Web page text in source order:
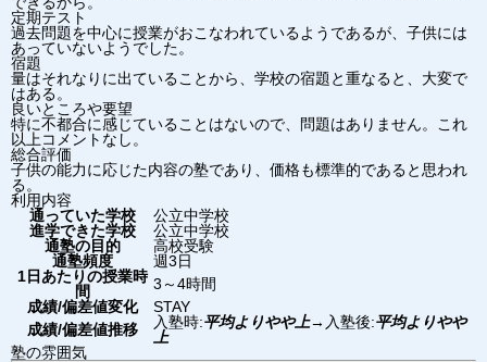
定期テスト
過去問題を中心に授業がおこなわれているようであるが、子供には
あっていないようでした。
宿題
量はそれなりに出ていることから、学校の宿題と重なると、大変で
はある。
良いところや要望
特に不都合に感じていることはないので、問題はありません。これ
以上コメントなし。
総合評価
子供の能力に応じた内容の塾であり、価格も標準的であると思われ
る。
利用内容
通っていた学校
公立中学校
進学できた学校
公立中学校
通塾の目的
高校受験
通塾頻度
週3日
1日あたりの授業時
間
3～4時間
成績/偏差値変化
STAY
成績/偏差値推移
入塾時:平均よりやや上→ 入塾後:平均よりやや
上
塾の雰囲気